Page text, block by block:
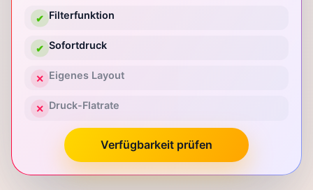
✔ Filterfunktion
✔ Sofortdruck
✕ Eigenes Layout
✕ Druck-Flatrate
Verfügbarkeit prüfen